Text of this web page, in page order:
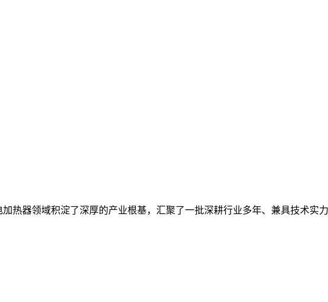
热器领域积淀了深厚的产业根基，汇聚了一批深耕行业多年、兼具技术实